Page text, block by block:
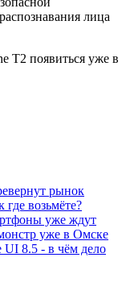
лица
T2 появиться уже в
рынок
возьмёте?
уже ждут
уже в Омске
UI 8.5 - в чём дело